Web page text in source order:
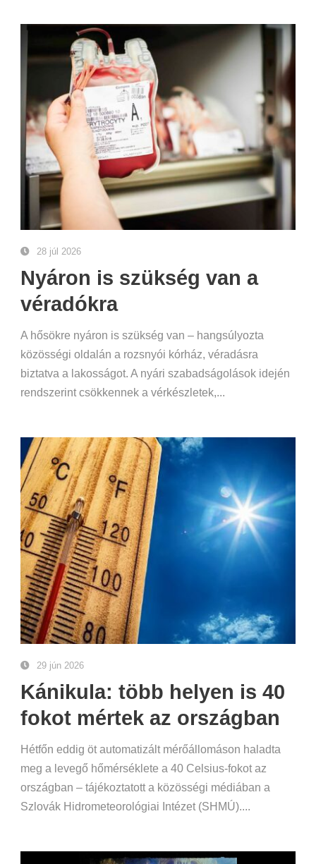
28 júl 2026
Nyáron is szükség van a
véradókra
A hősökre nyáron is szükség van – hangsúlyozta
közösségi oldalán a rozsnyói kórház, véradásra
biztatva a lakosságot. A nyári szabadságolások idején
rendszerint csökkennek a vérkészletek,...
29 jún 2026
Kánikula: több helyen is 40
fokot mértek az országban
Hétfőn eddig öt automatizált mérőállomáson haladta
meg a levegő hőmérséklete a 40 Celsius-fokot az
országban – tájékoztatott a közösségi médiában a
Szlovák Hidrometeorológiai Intézet (SHMÚ)....